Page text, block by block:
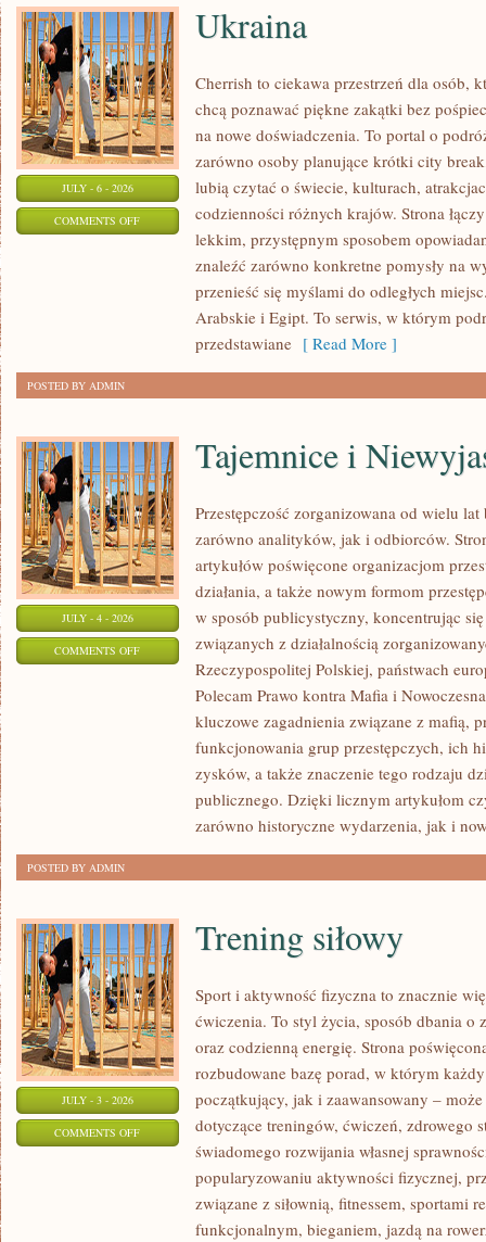
JULY - 6 - 2026
COMMENTS OFFON
Ukraina
Cherrish to ciekawa przestrzeń dla osób,
chcą poznawać piękne zakątki bez
na nowe doświadczenia. To portal o
zarówno osoby planujące krótki city
lubią czytać o świecie, kulturach,
codzienności różnych krajów. Strona
lekkim, przystępnym sposobem
znaleźć zarówno konkretne pomysły na
przenieść się myślami do odległych
Arabskie i Egipt. To serwis, w którym
przedstawiane [ Read More ]
POSTED BY ADMIN
JULY - 4 - 2026
COMMENTS OFFON
TAJEMNICE
NIEWYJAŚNIONE
Tajemnice i
Przestępczość zorganizowana od wielu
zarówno analityków, jak i odbiorców.
artykułów poświęcone organizacjom
działania, a także nowym formom
w sposób publicystyczny, koncentrując
związanych z działalnością
Rzeczypospolitej Polskiej, państwach
Polecam Prawo kontra Mafia i
kluczowe zagadnienia związane z mafią,
funkcjonowania grup przestępczych, ich
zysków, a także znaczenie tego rodzaju
publicznego. Dzięki licznym artykułom
zarówno historyczne wydarzenia, jak i
POSTED BY ADMIN
JULY - 3 - 2026
COMMENTS OFFON
Trening siłowy
Sport i aktywność fizyczna to znacznie
ćwiczenia. To styl życia, sposób dbania o
oraz codzienną energię. Strona
rozbudowane bazę porad, w którym
początkujący, jak i zaawansowany –
dotyczące treningów, ćwiczeń, zdrowego
świadomego rozwijania własnej
popularyzowaniu aktywności fizycznej,
związane z siłownią, fitnessem, sportami
funkcjonalnym, bieganiem, jazdą na